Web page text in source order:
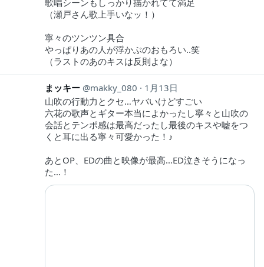
歌唱シーンもしっかり描かれてて満足
（瀬戸さん歌上手いなッ！）
寧々のツンツン具合
やっぱりあの人が浮かぶのおもろい‥笑
（ラストのあのキスは反則よな）
まッキー makky_080
1月13日
山吹の行動力とクセ…ヤバいけどすごい
六花の歌声とギター本当によかったし寧々と山吹の
会話とテンポ感は最高だったし最後のキスや嘘をつ
くと耳に出る寧々可愛かった！♪
あとOP、EDの曲と映像が最高…ED泣きそうになっ
た…！